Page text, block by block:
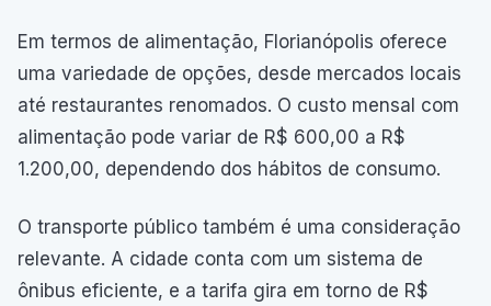
Em termos de alimentação, Florianópolis oferece
uma variedade de opções, desde mercados locais
até restaurantes renomados. O custo mensal com
alimentação pode variar de R$ 600,00 a R$
1.200,00, dependendo dos hábitos de consumo.
O transporte público também é uma consideração
relevante. A cidade conta com um sistema de
ônibus eficiente, e a tarifa gira em torno de R$